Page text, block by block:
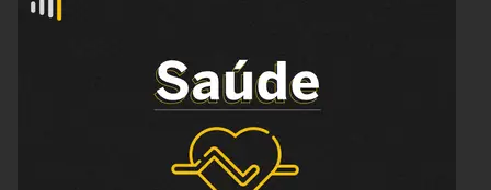
Agronegócios
Economia
Educação
Infraestrutura
Internacional
Política
Saúde
Tempo